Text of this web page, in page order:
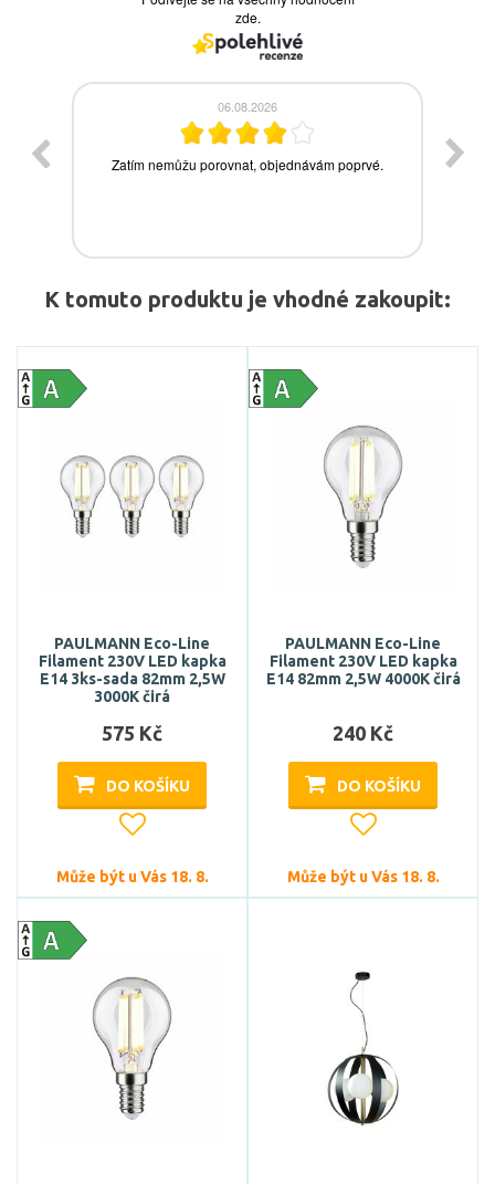
K tomuto produktu je vhodné zakoupit:
PAULMANN Eco-Line
Filament 230V LED kapka
E14 3ks-sada 82mm 2,5W
3000K čirá
575 Kč
DO KOŠÍKU
Může být u Vás 18. 8.
PAULMANN Eco-Line
Filament 230V LED kapka
E14 82mm 2,5W 4000K čirá
240 Kč
DO KOŠÍKU
Může být u Vás 18. 8.